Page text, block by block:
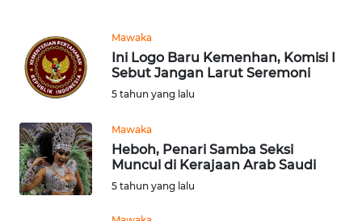
Mawaka
Ini Logo Baru Kemenhan, Komisi I
Sebut Jangan Larut Seremoni
5 tahun yang lalu
Mawaka
Heboh, Penari Samba Seksi
Muncul di Kerajaan Arab Saudi
5 tahun yang lalu
WN
LANGKAT
TAPANULI
SELATAN
WN